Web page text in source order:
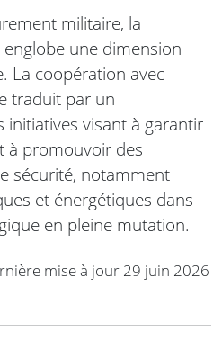
militaire, la
une dimension
La coopération avec
traduit par un
initiatives visant à garantir
à promouvoir des
sécurité, notamment
et énergétiques dans
en pleine mutation.
mise à jour 29 juin 2026